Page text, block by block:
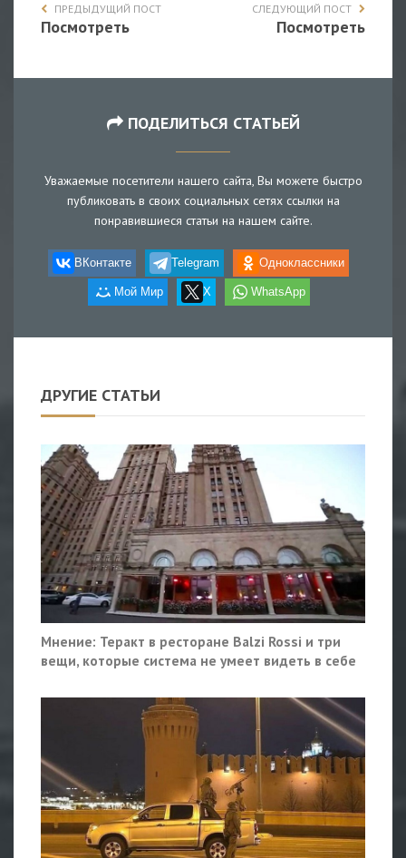
ПРЕДЫДУЩИЙ ПОСТ
Посмотреть
СЛЕДУЮЩИЙ ПОСТ
Посмотреть
ПОДЕЛИТЬСЯ СТАТЬЕЙ
Уважаемые посетители нашего сайта, Вы можете быстро
публиковать в своих социальных сетях ссылки на
понравившиеся статьи на нашем сайте.
ВКонтакте Telegram Одноклассники
Мой Мир X WhatsApp
ДРУГИЕ СТАТЬИ
Мнение: Теракт в ресторане Balzi Rossi и три
вещи, которые система не умеет видеть в себе